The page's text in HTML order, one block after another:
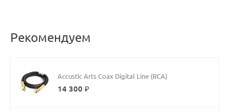
Рекомендуем
Accustic Arts Coax Digital Line (RCA)
14 300 ₽